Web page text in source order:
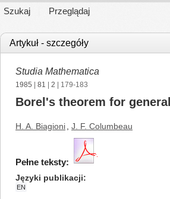
Szukaj Przeglądaj
Artykuł - szczegóły
Studia Mathematica
1985 81 2 | 179-183
Borel's theorem for
H. A. Biagioni J. F. Columbeau
Pełne teksty:
Języki publikacji
EN